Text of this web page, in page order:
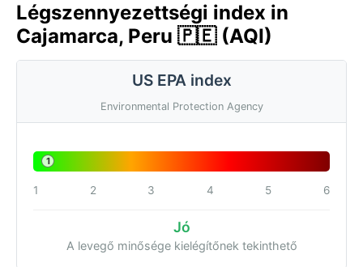
Légszennyezettségi index in
Cajamarca, Peru 🇵🇪 (AQI)
US EPA index
Environmental Protection Agency
1
1 2 3 4 5 6
Jó
A levegő minősége kielégítőnek tekinthető